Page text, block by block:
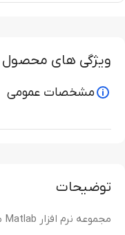
توضیحات
مجموعه نرم افزار Matlab متلب 2023a
ویژگی های محصول
مشخصات عمومی